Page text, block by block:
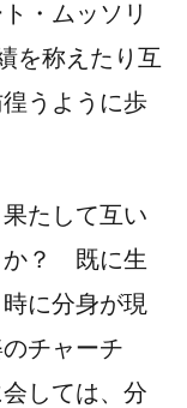
・ムッソリ
を称えたり互
うように歩
たして互い
か？ 既に生
に分身が現
チャーチ
しては、分